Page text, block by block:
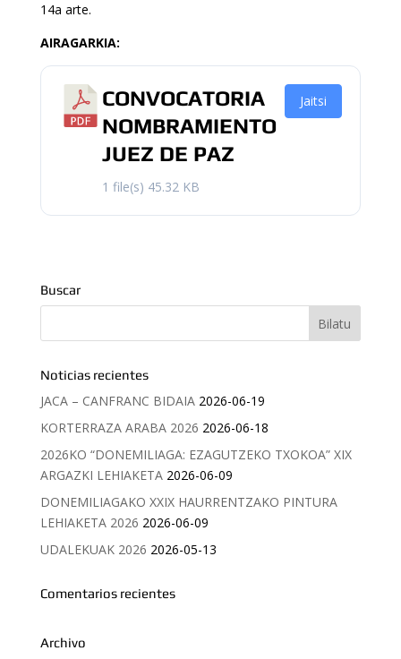
14a arte.
AIRAGARKIA:
CONVOCATORIA
NOMBRAMIENTO
JUEZ DE PAZ
1 file(s) 45.32 KB
Jaitsi
Buscar
Noticias recientes
JACA – CANFRANC BIDAIA 2026-06-19
KORTERRAZA ARABA 2026 2026-06-18
2026KO “DONEMILIAGA: EZAGUTZEKO TXOKOA” XIX
ARGAZKI LEHIAKETA 2026-06-09
DONEMILIAGAKO XXIX HAURRENTZAKO PINTURA
LEHIAKETA 2026 2026-06-09
UDALEKUAK 2026 2026-05-13
Comentarios recientes
Archivo